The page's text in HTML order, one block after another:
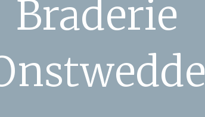
Braderie